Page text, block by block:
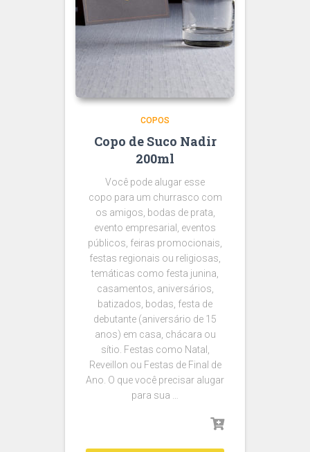
COPOS
Copo de Suco Nadir
200ml
Você pode alugar esse
copo para um churrasco com
os amigos, bodas de prata,
evento empresarial, eventos
públicos, feiras promocionais,
festas regionais ou religiosas,
temáticas como festa junina,
casamentos, aniversários,
batizados, bodas, festa de
debutante (aniversário de 15
anos) em casa, chácara ou
sítio. Festas como Natal,
Reveillon ou Festas de Final de
Ano. O que você precisar alugar
para sua …